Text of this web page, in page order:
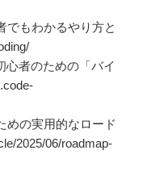
でもわかるやり方と
心者のための「バイ
めの実用的なロード
2025/06/roadmap-